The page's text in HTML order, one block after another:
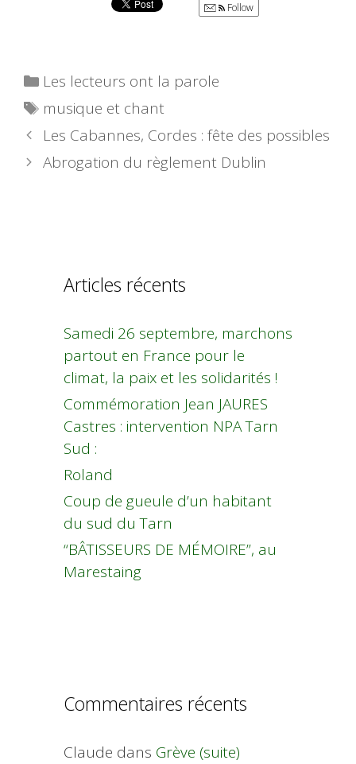
Follow
Catégories
Les lecteurs ont la parole
Étiquettes
musique et chant
Les Cabannes, Cordes : fête des possibles
Abrogation du règlement Dublin
Articles récents
Samedi 26 septembre, marchons
partout en France pour le
climat, la paix et les solidarités !
Commémoration Jean JAURES
Castres : intervention NPA Tarn
Sud :
Roland
Coup de gueule d’un habitant
du sud du Tarn
“BÂTISSEURS DE MÉMOIRE”, au
Marestaing
Commentaires récents
Claude dans Grève (suite)